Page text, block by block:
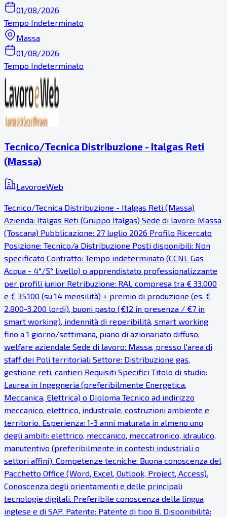
01/08/2026
Tempo Indeterminato
Massa
01/08/2026
Tempo Indeterminato
Tecnico/Tecnica Distribuzione - Italgas Reti
(Massa)
LavoroeWeb
Tecnico/Tecnica Distribuzione - Italgas Reti (Massa)
Azienda: Italgas Reti (Gruppo Italgas) Sede di lavoro: Massa
(Toscana) Pubblicazione: 27 luglio 2026 Profilo Ricercato
Posizione: Tecnico/a Distribuzione Posti disponibili: Non
specificato Contratto: Tempo indeterminato (CCNL Gas
Acqua - 4°/5° livello) o apprendistato professionalizzante
per profili junior Retribuzione: RAL compresa tra € 33.000
e € 35.100 (su 14 mensilità) + premio di produzione (es. €
2.800-3.200 lordi), buoni pasto (€12 in presenza / €7 in
smart working), indennità di reperibilità, smart working
fino a 1 giorno/settimana, piano di azionariato diffuso,
welfare aziendale Sede di lavoro: Massa, presso l'area di
staff dei Poli territoriali Settore: Distribuzione gas,
gestione reti, cantieri Requisiti Specifici Titolo di studio:
Laurea in Ingegneria (preferibilmente Energetica,
Meccanica, Elettrica) o Diploma Tecnico ad indirizzo
meccanico, elettrico, industriale, costruzioni ambiente e
territorio. Esperienza: 1-3 anni maturata in almeno uno
degli ambiti: elettrico, meccanico, meccatronico, idraulico,
manutentivo (preferibilmente in contesti industriali o
settori affini). Competenze tecniche: Buona conoscenza del
Pacchetto Office (Word, Excel, Outlook, Project, Access).
Conoscenza degli orientamenti e delle principali
tecnologie digitali. Preferibile conoscenza della lingua
inglese e di SAP. Patente: Patente di tipo B. Disponibilità: